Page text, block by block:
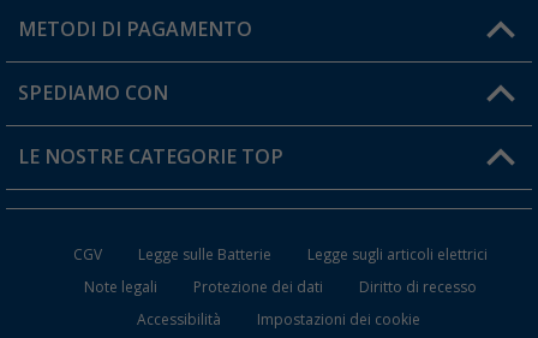
Il mio Account
Carta fedeltà Berger
Informazioni sulla spedizione
Resi
FAQ e Contatti
METODI DI PAGAMENTO
SPEDIAMO CON
LE NOSTRE CATEGORIE TOP
Mobili per il Campeggio
CGV Legge sulle Batterie
Legge sugli articoli elettrici
Note legali
Protezione dei dati
Diritto di recesso
Accessibilità
Impostazioni dei cookie